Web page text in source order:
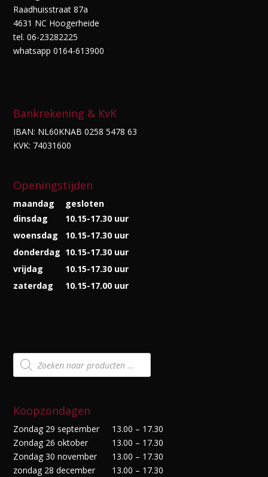
Raadhuisstraat 87a
4631 NC Hoogerheide
tel. 06-23282225
whatsapp 0164-613900
Bankrekening & KvK
IBAN: NL60KNAB 0258 5478 63
KVK: 74031600
Openingstijden
maandag
gesloten
dinsdag
10.15-17.30 uur
woensdag
10.15-17.30 uur
donderdag 10.15-17.30 uur
vrijdag
10.15-17.30 uur
zaterdag
10.15-17.00 uur
Producten
zoeken
Koopzondagen
Zondag 29 september
13.00 – 17.30
Zondag 26 oktober
13.00 – 17.30
Zondag 30 november
13.00 – 17.30
zondag 28 december
13.00 – 17.30